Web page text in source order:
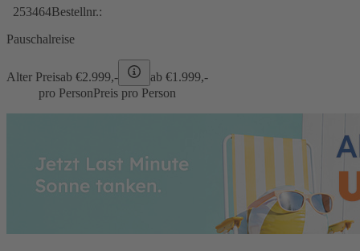
253464Bestellnr.:
Pauschalreise
Alter Preisab €2.999,- ab €1.999,-
pro PersonPreis pro Person